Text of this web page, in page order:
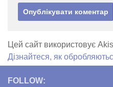
Цей сайт використовує
Дізнайтеся, як
FOLLOW: